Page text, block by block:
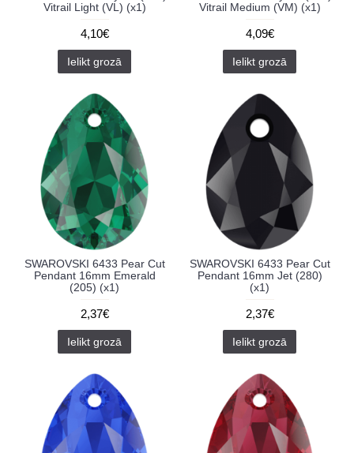
Vitrail Light (VL) (x1)
4,10€
Ielikt grozā
Vitrail Medium (VM) (x1)
4,09€
Ielikt grozā
SWAROVSKI 6433 Pear Cut
Pendant 16mm Emerald
(205) (x1)
2,37€
Ielikt grozā
SWAROVSKI 6433 Pear Cut
Pendant 16mm Jet (280)
(x1)
2,37€
Ielikt grozā